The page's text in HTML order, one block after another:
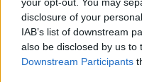
disclosure of your
IAB’s list of downstream
also be disclosed by us to
Downstream Participants